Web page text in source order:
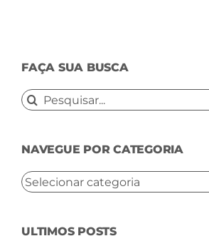
FAÇA SUA BUSCA
Buscar
NAVEGUE POR CATEGORIA
NAVEGUE
ULTIMOS POSTS